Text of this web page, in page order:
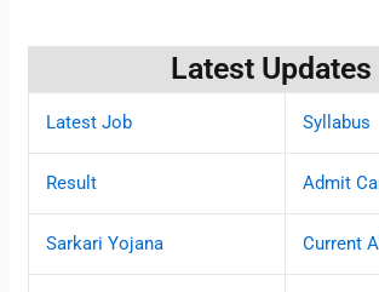
Latest Updates
Latest Job Syllabus
Result Admit
Sarkari Yojana Current